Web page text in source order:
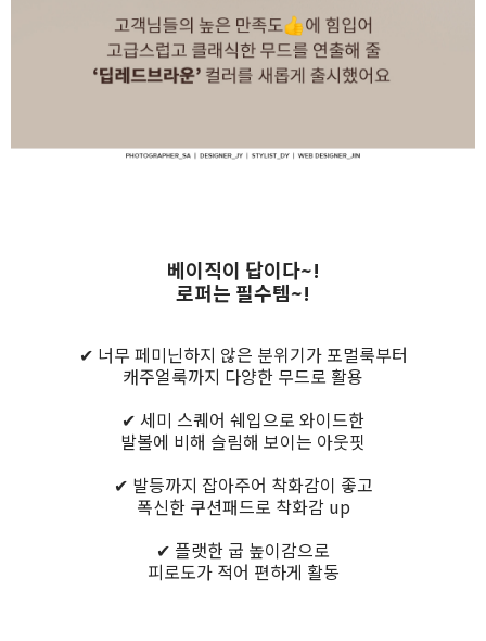
베이직이 답이다~!
로퍼는 필수템~!
✔ 너무 페미닌하지 않은 분위기가 포멀룩부터
캐주얼룩까지 다양한 무드로 활용
✔ 세미 스퀘어 쉐입으로 와이드한
발볼에 비해 슬림해 보이는 아웃핏
✔ 발등까지 잡아주어 착화감이 좋고
폭신한 쿠션패드로 착화감 up
✔ 플랫한 굽 높이감으로
피로도가 적어 편하게 활동